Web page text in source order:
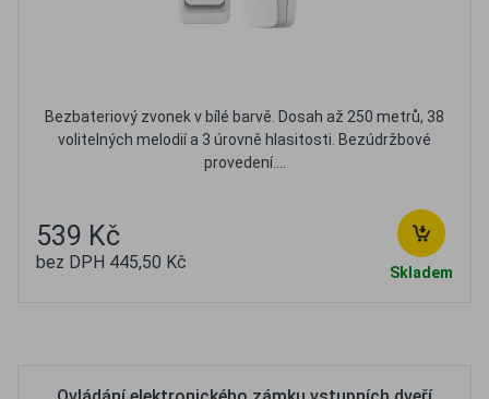
Bezbateriový zvonek v bílé barvě. Dosah až 250 metrů, 38
volitelných melodií a 3 úrovně hlasitosti. Bezúdržbové
provedení....
539 Kč
bez DPH 445,50 Kč Skladem